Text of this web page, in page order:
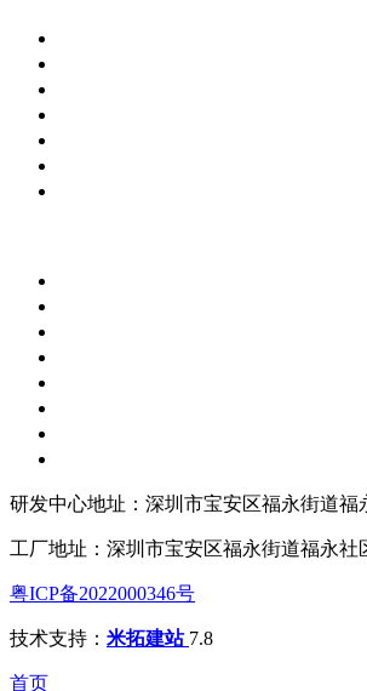
研发中心地址：深圳市宝安区福永街道福
工厂地址：深圳市宝安区福永街道福永社
粤ICP备2022000346号
技术支持： 米拓建站 7.8
首页